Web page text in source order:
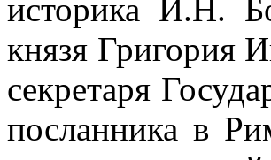
историка И.Н.
князя Григория
секретаря
посланника в